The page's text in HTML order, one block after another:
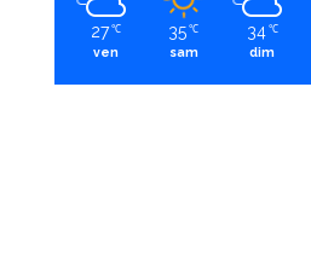
27 ℃
ven
35 ℃
sam
34 ℃
dim